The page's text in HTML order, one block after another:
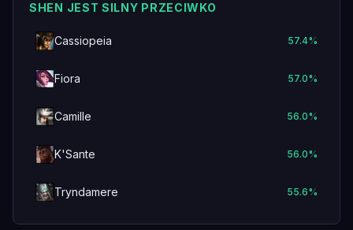
SHEN JEST SILNY PRZECIWKO
Cassiopeia 57.4%
Fiora 57.0%
Camille 56.0%
K'Sante 56.0%
Tryndamere 55.6%